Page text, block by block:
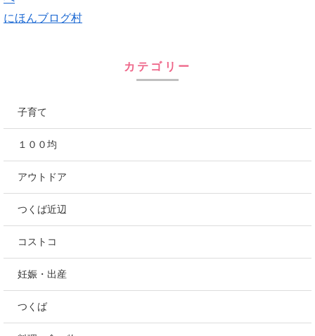
にほんブログ村
カテゴリー
子育て
１００均
アウトドア
つくば近辺
コストコ
妊娠・出産
つくば